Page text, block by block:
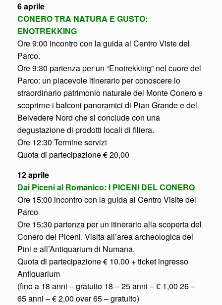
6 aprile
CONERO TRA NATURA E GUSTO:
ENOTREKKING
Ore 9:00 incontro con la guida al Centro Viste del
Parco.
Ore 9:30 partenza per un “Enotrekking” nel cuore del
Parco: un piacevole itinerario per conoscere lo
straordinario patrimonio naturale del Monte Conero e
scoprirne i balconi panoramici di Pian Grande e del
Belvedere Nord che si conclude con una
degustazione di prodotti locali di filiera.
Ore 12:30 Termine servizi
Quota di partecipazione € 20,00
12 aprile
Dai Piceni al Romanico: I PICENI DEL CONERO
Ore 15:00 incontro con la guida al Centro Visite del
Parco
Ore 15:30 partenza per un itinerario alla scoperta del
Conero dei Piceni. Visita all’area archeologica dei
Pini e all’Antiquarium di Numana.
Quota di partecipazione € 10.00 + ticket ingresso
Antiquarium
(fino a 18 anni – gratuito 18 – 25 anni – € 1,00 26 –
65 anni – € 2,00 over 65 – gratuito)